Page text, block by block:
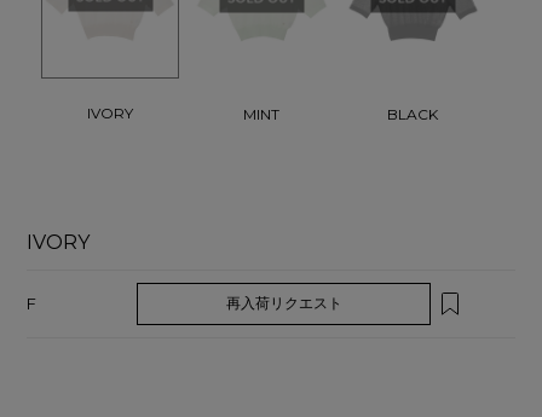
IVORY MINT BLACK
IVORY
F 再入荷リクエスト